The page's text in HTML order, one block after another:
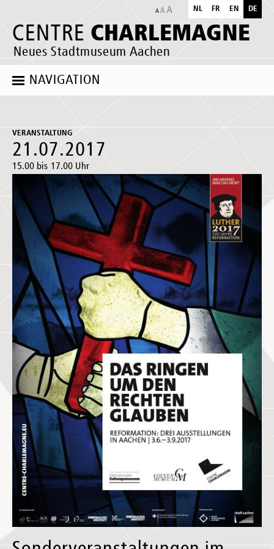
CENTRE CHARLEMAGNE
Neues Stadtmuseum Aachen
NL FR EN DE
NAVIGATION
VERANSTALTUNG
21.07.2017
15.00 bis 17.00 Uhr